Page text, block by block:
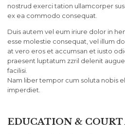
nostrud exerci tation ullamcorper
ex ea commodo consequat.
Duis autem vel eum iriure dolor in
esse molestie consequat, vel illum
at vero eros et accumsan et iusto
praesent luptatum zzril delenit
facilisi.
Nam liber tempor cum soluta nobis
imperdiet.
EDUCATION &